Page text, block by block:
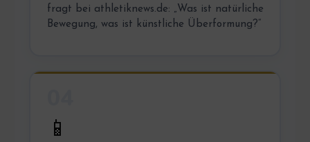
fragt bei athletiknews.de: „Was ist natürliche
Bewegung, was ist künstliche Überformung?“
📱